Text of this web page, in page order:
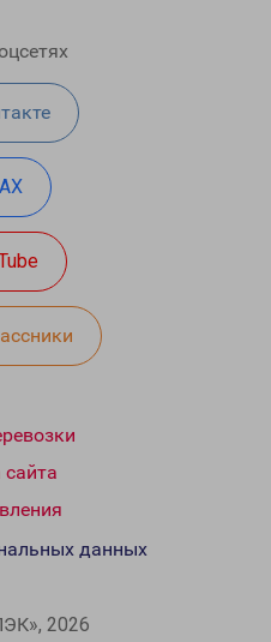
сайта
2026
данных